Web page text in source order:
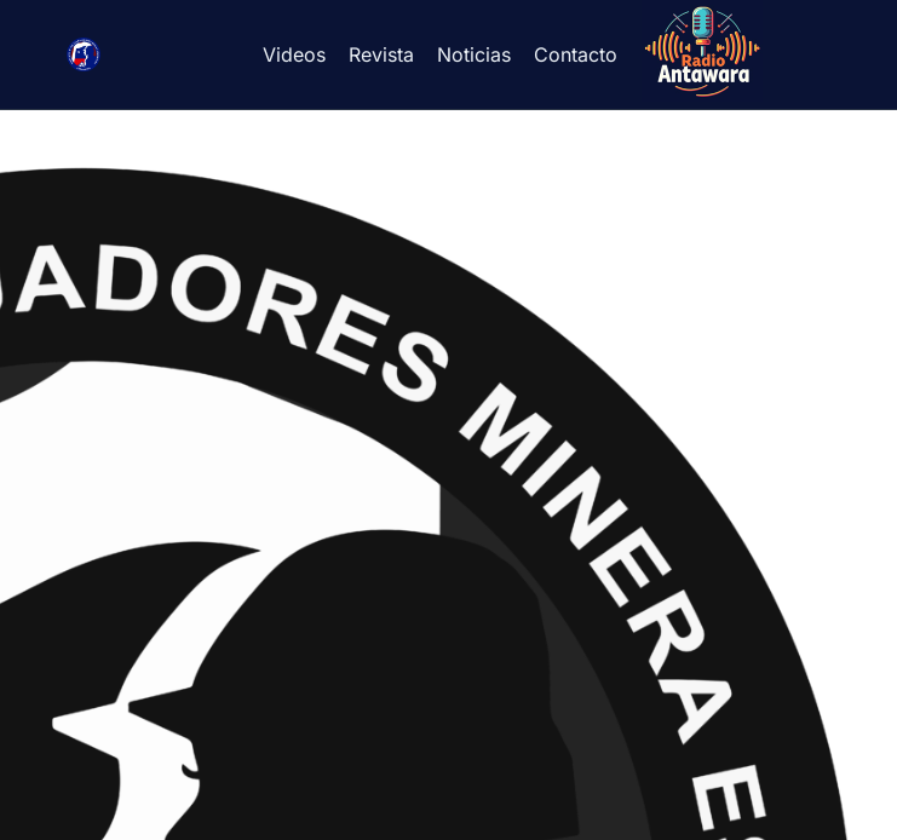
Videos Revista Noticias Contacto